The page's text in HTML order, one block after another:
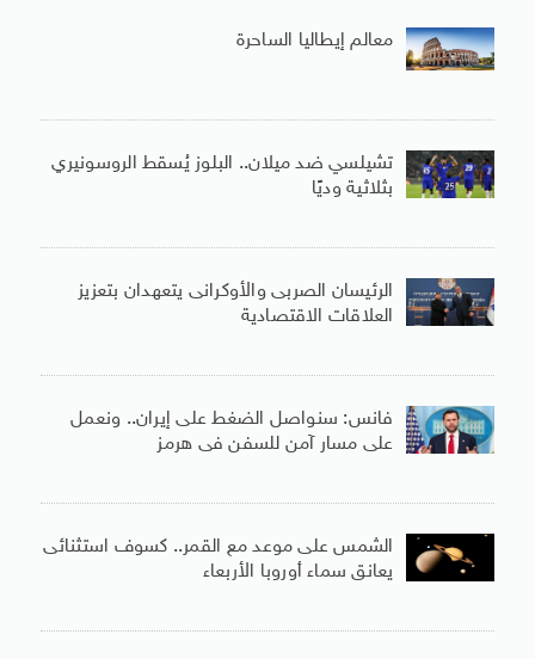
معالم إيطاليا الساحرة
تشيلسي ضد ميلان.. البلوز يُسقط الروسونيري
بثلاثية وديًا
الرئيسان الصربى والأوكرانى يتعهدان بتعزيز
العلاقات الاقتصادية
فانس: سنواصل الضغط على إيران.. ونعمل
على مسار آمن للسفن فى هرمز
الشمس على موعد مع القمر.. كسوف استثنائى
يعانق سماء أوروبا الأربعاء